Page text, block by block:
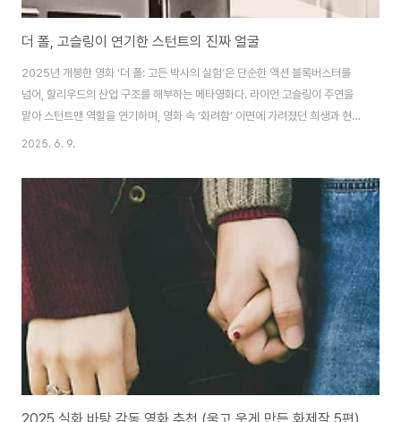
더 폴, 고슬링이 연기한 스턴트의 진짜 얼굴
2025년 개봉한 영화 ‘더 폴: 고든 박사의 실험’은 단순한 액션 블록버스터를
넘어, 할리우드의 산업 구조를 해부하는 메타영화다. 라이언 고슬링이 주연을
맡아 스턴트맨 역할을 연기하며, 영화 속 ‘화려함’ 이면에 가려졌던 희생과 현실
을 드러낸다. 이 영화는 스턴트를 단순한 볼거리로 소비해 온 관행에 질문을 던
맨의 서사 복권할리우드에서 스턴트맨은 언제나 그림자였다. 위험한 장면을 대
신하고, 다치고, 그 대가로 이름도 제대로 기록되지 않는다. ‘더 폴’은 이 무명의
존재를 주연으로 끌어올린다. 고슬링은 단순히 스턴트를 수행하는 연기가 아니
라, 스턴트맨이라는 직업이 가진 고통과 자존감의 문제를 정면으로 그려낸다.
영화 초반, 그..
2025. 6. 9.